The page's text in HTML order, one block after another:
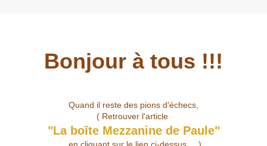
Bonjour à tous !!!
Quand il reste des pions d'échecs,
( Retrouver l'article
"La boîte Mezzanine de Paule"